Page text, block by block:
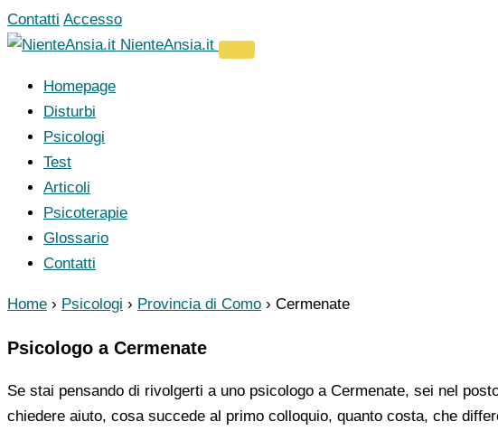
Vai
al
Contatti Accesso
NienteAnsia.it
Homepage
Disturbi
Psicologi
Test
Articoli
Psicoterapie
Glossario
Contatti
Home › Psicologi › Provincia di Como › Cermenate
Psicologo a Cermenate
Se stai pensando di rivolgerti a uno psicologo a Cermenate, sei nel
chiedere aiuto, cosa succede al primo colloquio, quanto costa, che